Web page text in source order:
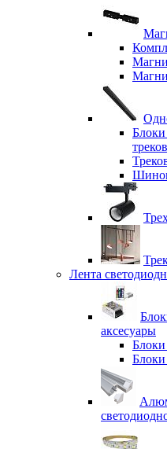
Блоки
Лента
аксесуары